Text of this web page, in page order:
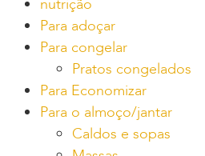
nutrição
Para adoçar
Para congelar
Pratos congelados
Para Economizar
Para o almoço/jantar
Caldos e sopas